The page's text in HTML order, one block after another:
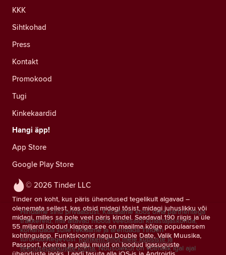
© 2026 Tinder LLC
Tinder on koht, kus päris ühendused tegelikult algavad –
olenemata sellest, kas otsid midagi tõsist, midagi juhuslikku või
midagi, milles sa pole veel päris kindel. Saadaval 190 riigis ja üle
55 miljardi loodud klapiga: see on maailma kõige populaarsem
kohtinguäpp. Funktsioonid nagu Double Date, Valik Muusika,
Passport, Keemia ja palju muud on loodud igasuguste
KKK
Sihtkohad
Press
Kontakt
Promokood
Tugi
Kinkekaardid
Hangi äpp!
App Store
Google Play Store
Hindame sinu privaatsust. Kasutame koos oma partneritega
träkkereid, mis aitavad mõõta veebisaidi külastajaskonda,
kohandada sulle reklaame ja arendada Tinderi
turundustegevusi. Rohkem infot meie küpsiste ja
teenusepakkujate kohta. Nõusolekut on võimalik igal ajal